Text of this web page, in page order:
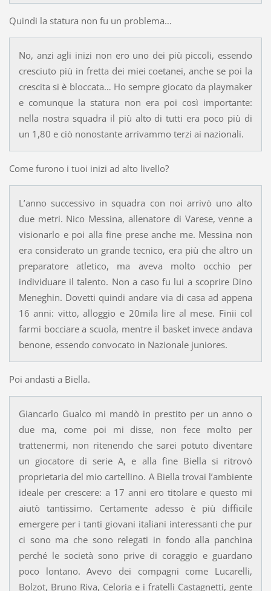
Quindi la statura non fu un problema…
No, anzi agli inizi non ero uno dei più piccoli, essendo
cresciuto più in fretta dei miei coetanei, anche se poi la
crescita si è bloccata… Ho sempre giocato da playmaker
e comunque la statura non era poi così importante:
nella nostra squadra il più alto di tutti era poco più di
un 1,80 e ciò nonostante arrivammo terzi ai nazionali.
Come furono i tuoi inizi ad alto livello?
L’anno successivo in squadra con noi arrivò uno alto
due metri. Nico Messina, allenatore di Varese, venne a
visionarlo e poi alla fine prese anche me. Messina non
era considerato un grande tecnico, era più che altro un
preparatore atletico, ma aveva molto occhio per
individuare il talento. Non a caso fu lui a scoprire Dino
Meneghin. Dovetti quindi andare via di casa ad appena
16 anni: vitto, alloggio e 20mila lire al mese. Finii col
farmi bocciare a scuola, mentre il basket invece andava
benone, essendo convocato in Nazionale juniores.
Poi andasti a Biella.
Giancarlo Gualco mi mandò in prestito per un anno o
due ma, come poi mi disse, non fece molto per
trattenermi, non ritenendo che sarei potuto diventare
un giocatore di serie A, e alla fine Biella si ritrovò
proprietaria del mio cartellino. A Biella trovai l’ambiente
ideale per crescere: a 17 anni ero titolare e questo mi
aiutò tantissimo. Certamente adesso è più difficile
emergere per i tanti giovani italiani interessanti che pur
ci sono ma che sono relegati in fondo alla panchina
perché le società sono prive di coraggio e guardano
poco lontano. Avevo dei compagni come Lucarelli,
Bolzot, Bruno Riva, Celoria e i fratelli Castagnetti, gente